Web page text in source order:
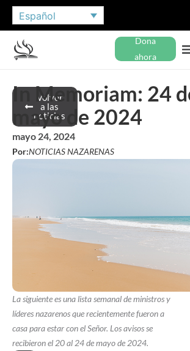
Español
Dona
ahora
Volver
a las
noticias
In Memoriam: 24
mayo de 2024
mayo 24, 2024
Por:NOTICIAS NAZARENAS
La siguiente es una lista semanal de ministros y
líderes nazarenos que recientemente fueron a
casa para estar con el Señor. Los avisos se
recibieron el 20 al 24 de mayo de 2024.